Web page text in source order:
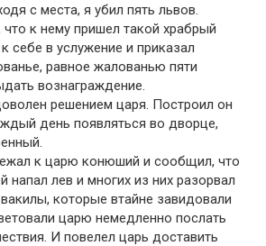
с места, я убил пять львов.
к нему пришел такой храбрый
себе в услужение и приказал
равное жалованью пяти
вознаграждение.
решением царя. Построил он
день появляться во дворце,
к царю конюший и сообщил, что
напал лев и многих из них разорвал
которые втайне завидовали
царю немедленно послать
И повелел царь доставить